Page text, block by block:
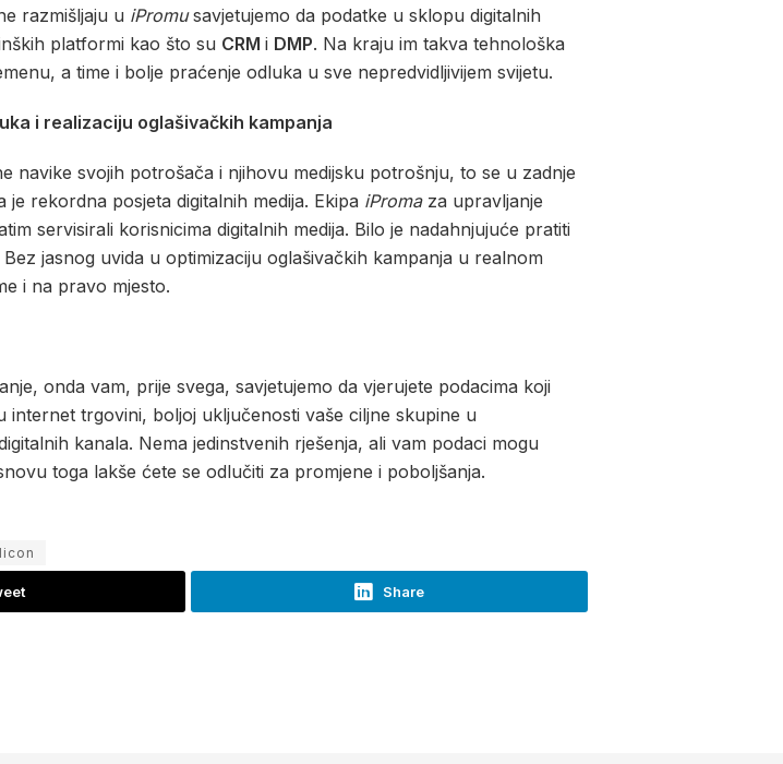
razmišljaju u iPromusavjetujemo da podatke u sklopu digitalnih
platformi kao što su CRM i DMP. Na kraju im takva tehnološka
a time i bolje praćenje odluka u sve nepredvidljivijem svijetu.
i realizaciju oglašivačkih kampanja
navike svojih potrošača i njihovu medijsku potrošnju, to se u zadnje
je rekordna posjeta digitalnih medija. Ekipa iPromaza upravljanje
servisirali korisnicima digitalnih medija. Bilo je nadahnjujuće pratiti
jasnog uvida u optimizaciju oglašivačkih kampanja u realnom
i na pravo mjesto.
onda vam, prije svega, savjetujemo da vjerujete podacima koji
trgovini, boljoj uključenosti vaše ciljne skupine u
kanala. Nema jedinstvenih rješenja, ali vam podaci mogu
toga lakše ćete se odlučiti za promjene i poboljšanja.
Share